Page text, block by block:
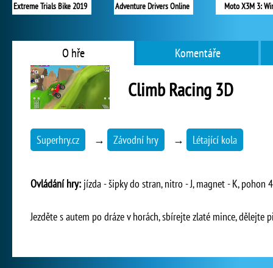
Extreme Trials Bike 2019 Adventure Drivers Online Moto X3M 3:
O hře Komentáře
Climb Racing 3D
Superhry.cz → Závodní hry → Létající kola
Ovládání hry: jízda - šipky do stran, nitro - J, magnet - K, pohon
Jezděte s autem po dráze v horách, sbírejte zlaté mince, dělejte